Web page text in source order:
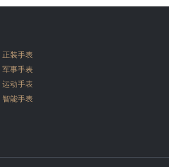
正装手表
军事手表
运动手表
智能手表